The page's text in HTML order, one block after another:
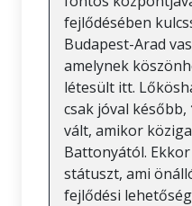
fejlődésében
Budapest-Arad
amelynek
létesült itt.
csak jóval később,
vált, amikor
Battonyától.
státuszt, ami
fejlődési